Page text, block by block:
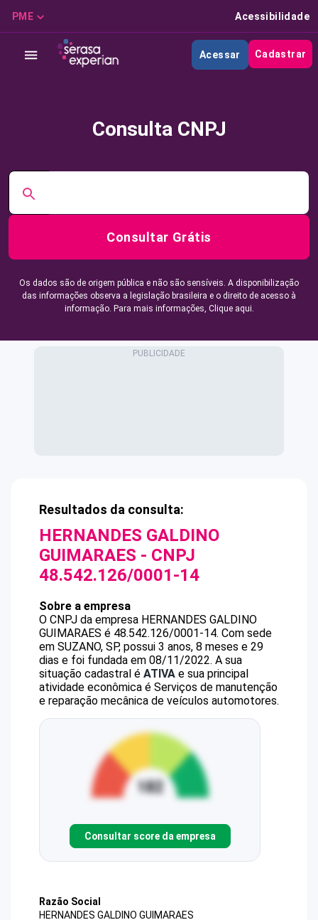
PME Acessibilidade
Acessar Cadastrar
Consulta CNPJ
Consultar Grátis
Os dados são de origem pública e não são sensíveis. A disponibilização
das informações observa a legislação brasileira e o direito de acesso à
informação. Para mais informações, Clique aqui.
Resultados da consulta:
HERNANDES GALDINO
GUIMARAES - CNPJ
48.542.126/0001-14
Sobre a empresa
O CNPJ da empresa HERNANDES GALDINO
GUIMARAES é 48.542.126/0001-14. Com sede
em SUZANO, SP, possui 3 anos, 8 meses e 29
dias e foi fundada em 08/11/2022. A sua
situação cadastral é ATIVA e sua principal
atividade econômica é Serviços de manutenção
e reparação mecânica de veículos automotores.
Consultar score da empresa
Razão Social
HERNANDES GALDINO GUIMARAES